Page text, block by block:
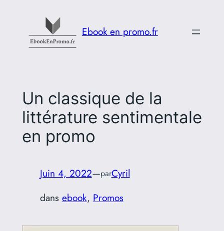
contenu
Ebook en promo.fr
Un classique de la
littérature sentimentale
en promo
Juin 4, 2022—parCyril
dans ebook, Promos